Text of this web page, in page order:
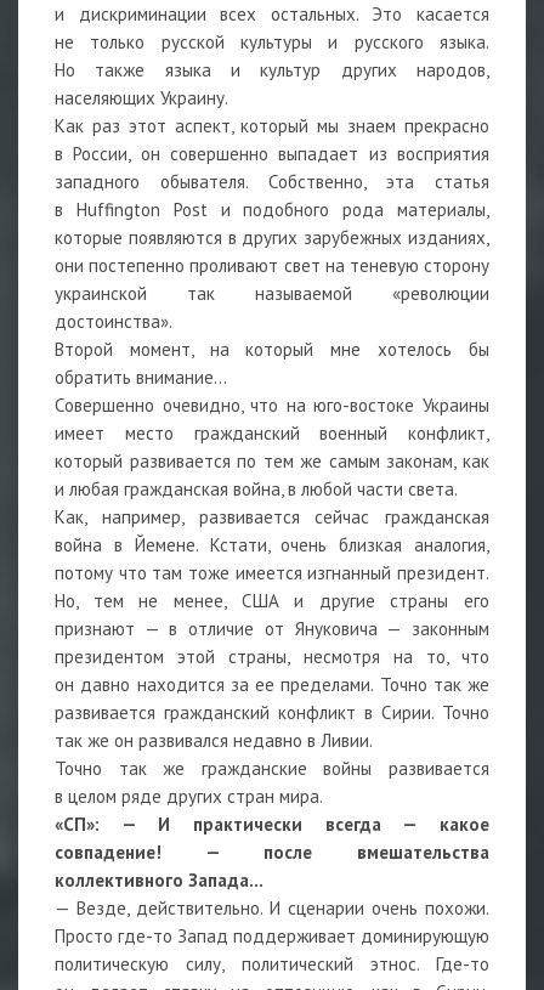
и дискриминации всех остальных. Это касается
не только русской культуры и русского языка.
Но также языка и культур других народов,
населяющих Украину.
Как раз этот аспект, который мы знаем прекрасно
в России, он совершенно выпадает из восприятия
западного обывателя. Собственно, эта статья
в Huffington Post и подобного рода материалы,
которые появляются в других зарубежных изданиях,
они постепенно проливают свет на теневую сторону
украинской так называемой «революции
достоинства».
Второй момент, на который мне хотелось бы
обратить внимание…
Совершенно очевидно, что на юго-востоке Украины
имеет место гражданский военный конфликт,
который развивается по тем же самым законам, как
и любая гражданская война, в любой части света.
Как, например, развивается сейчас гражданская
война в Йемене. Кстати, очень близкая аналогия,
потому что там тоже имеется изгнанный президент.
Но, тем не менее, США и другие страны его
признают — в отличие от Януковича — законным
президентом этой страны, несмотря на то, что
он давно находится за ее пределами. Точно так же
развивается гражданский конфликт в Сирии. Точно
так же он развивался недавно в Ливии.
Точно так же гражданские войны развивается
в целом ряде других стран мира.
«СП»: — И практически всегда — какое
совпадение! — после вмешательства
коллективного Запада…
— Везде, действительно. И сценарии очень похожи.
Просто где-то Запад поддерживает доминирующую
политическую силу, политический этнос. Где-то